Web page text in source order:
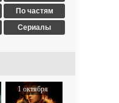
По частям
Сериалы
1 октября
2025